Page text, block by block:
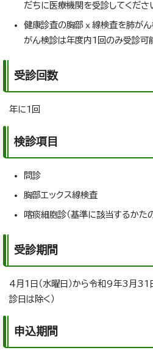
だちに医療機関を受診してくださ
健康診査の胸部ⅹ線検査を肺がん
がん検診は年度内1回のみ受診可能
受診回数
年に1回
検診項目
問診
胸部エックス線検査
喀痰細胞診（基準に該当するかた
受診期間
4月1日（水曜日）から令和9年3月31
診日は除く）
申込期間